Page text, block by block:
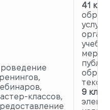
классов,
41
услуги,
9